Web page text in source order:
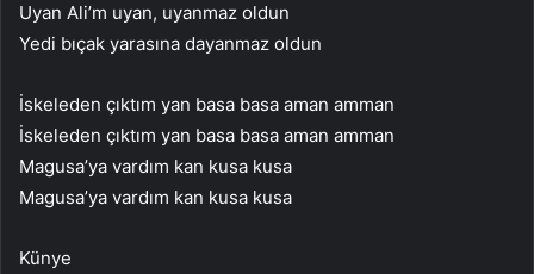
Uyan Ali’m uyan, uyanmaz oldun
Yedi bıçak yarasına dayanmaz oldun
İskeleden çıktım yan basa basa aman amman
İskeleden çıktım yan basa basa aman amman
Magusa’ya vardım kan kusa kusa
Magusa’ya vardım kan kusa kusa
Künye